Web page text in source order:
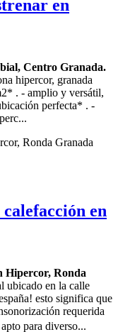
en
Centro Granada.
hipercor, granada
. - amplio y versátil,
perfecta* . -
en
Hipercor, Ronda
ubicado en la calle
esto significa que
requerida
para diverso...